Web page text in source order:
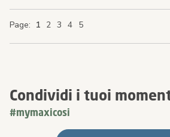
Page You're currently reading page
1 Page
2 Page
3 Page
4 Page
5
Condividi i tuoi
#mymaxicosi